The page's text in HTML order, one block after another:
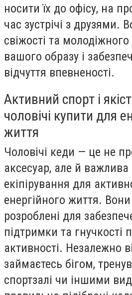
носити їх до офісу, на
час зустрічі з друзями.
свіжості та
вашого образу і
відчуття впевненості.
Активний спорт і
чоловічі купити для
життя
Чоловічі кеди — це не
аксесуар, але й важлива
екіпірування для
енергійного життя.
розроблені для
підтримки та гнучкості
активності. Незалежно
займаєтесь бігом,
спортзалі чи іншими